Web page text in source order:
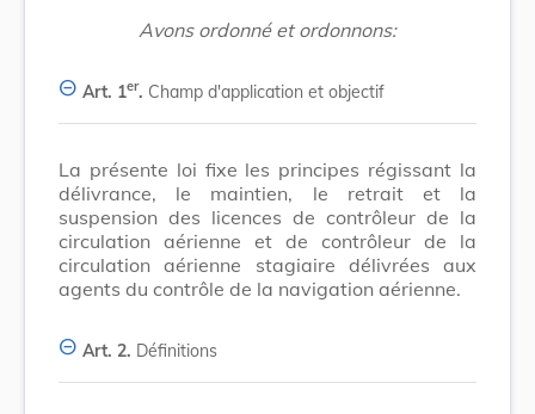
Avons ordonné et ordonnons:
Art. 1er. Champ d'application et objectif
La présente loi fixe les principes régissant la
délivrance, le maintien, le retrait et la
suspension des licences de contrôleur de la
circulation aérienne et de contrôleur de la
circulation aérienne stagiaire délivrées aux
agents du contrôle de la navigation aérienne.
Art. 2. Définitions